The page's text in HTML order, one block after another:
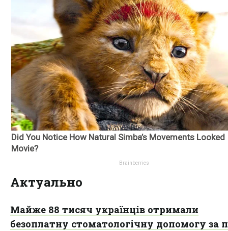
Актуально
Майже 88 тисяч українців отримали
безоплатну стоматологічну допомогу за